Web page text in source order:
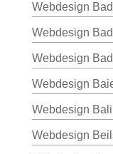
Webdesign
Webdesign
Webdesign
Webdesign
Webdesign
Webdesign